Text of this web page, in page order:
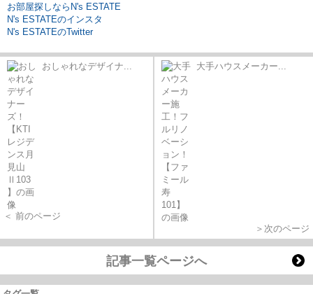
お部屋探しならN's ESTATE
N's ESTATEのインスタ
N's ESTATEのTwitter
おしゃれなデザイナ...
＜ 前のページ
大手ハウスメーカー...
＞次のページ
記事一覧ページへ